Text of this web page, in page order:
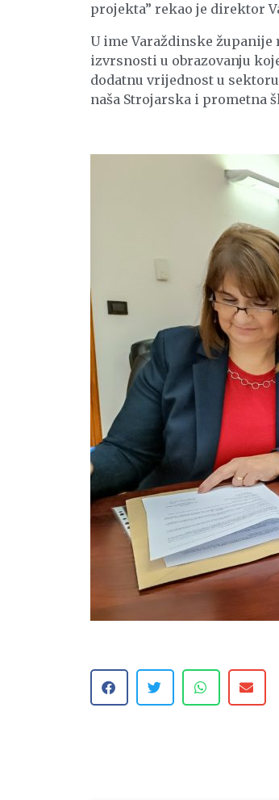
projekta” rekao je direktor
U ime Varaždinske
izvrsnosti u obrazovanju
dodatnu vrijednost u
naša Strojarska i prometna